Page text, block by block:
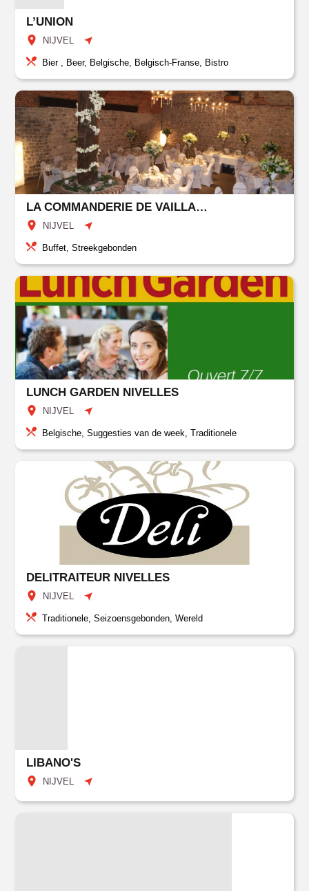
L’UNION
NIJVEL
Bier , Beer, Belgische, Belgisch-Franse, Bistro
LA COMMANDERIE DE VAILLAMPONT
NIJVEL
Buffet, Streekgebonden
LUNCH GARDEN NIVELLES
NIJVEL
Belgische, Suggesties van de week, Traditionele
DELITRAITEUR NIVELLES
NIJVEL
Traditionele, Seizoensgebonden, Wereld
LIBANO'S
NIJVEL